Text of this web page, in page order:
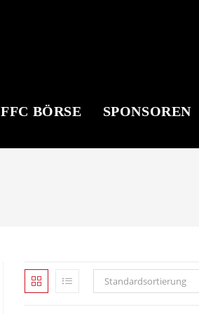
FFC BÖRSE SPONSOREN
Standardsortierung